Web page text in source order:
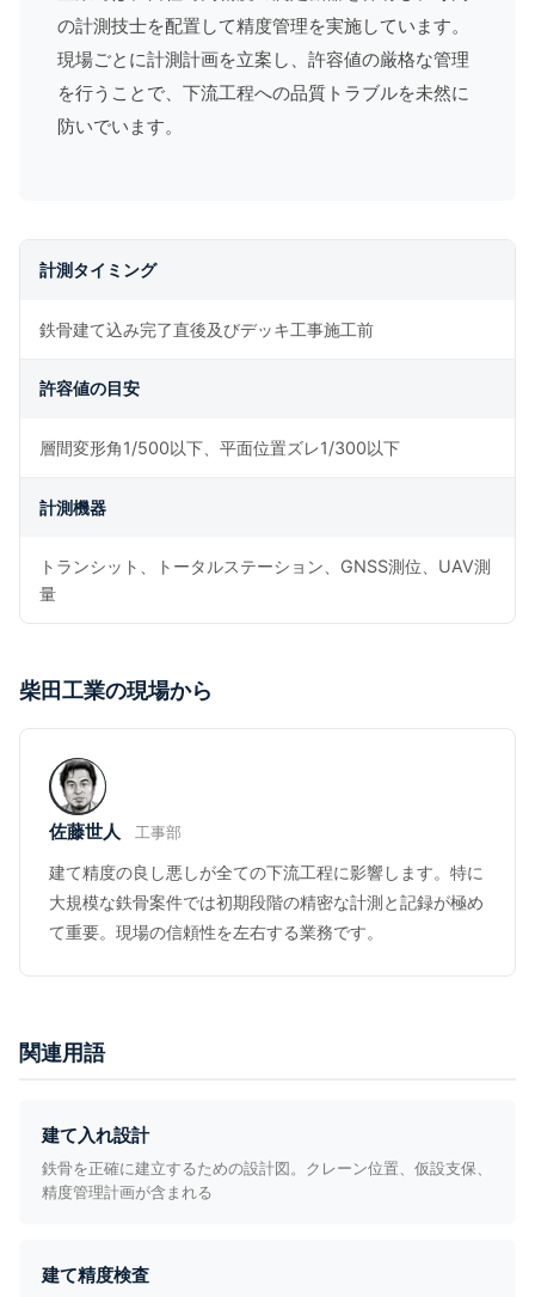
の計測技士を配置して精度管理を実施しています。
現場ごとに計測計画を立案し、許容値の厳格な管理
を行うことで、下流工程への品質トラブルを未然に
防いでいます。
計測タイミング
鉄骨建て込み完了直後及びデッキ工事施工前
許容値の目安
層間変形角1/500以下、平面位置ズレ1/300以下
計測機器
トランシット、トータルステーション、GNSS測位、UAV測
量
柴田工業の現場から
佐藤世人 工事部
建て精度の良し悪しが全ての下流工程に影響します。特に
大規模な鉄骨案件では初期段階の精密な計測と記録が極め
て重要。現場の信頼性を左右する業務です。
関連用語
建て入れ設計
鉄骨を正確に建立するための設計図。クレーン位置、仮設支保、
精度管理計画が含まれる
建て精度検査